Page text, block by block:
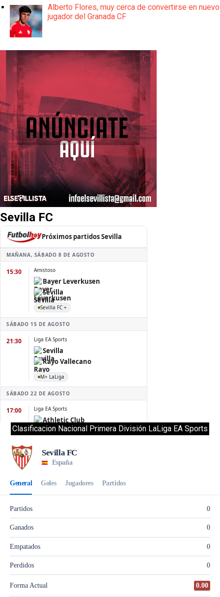
Alberto Flores, muy cerca de convertirse en nuevo
jugador del Granada CF
Sevilla FC
Clasificacion Nacional Primera División LaLiga EA Sports